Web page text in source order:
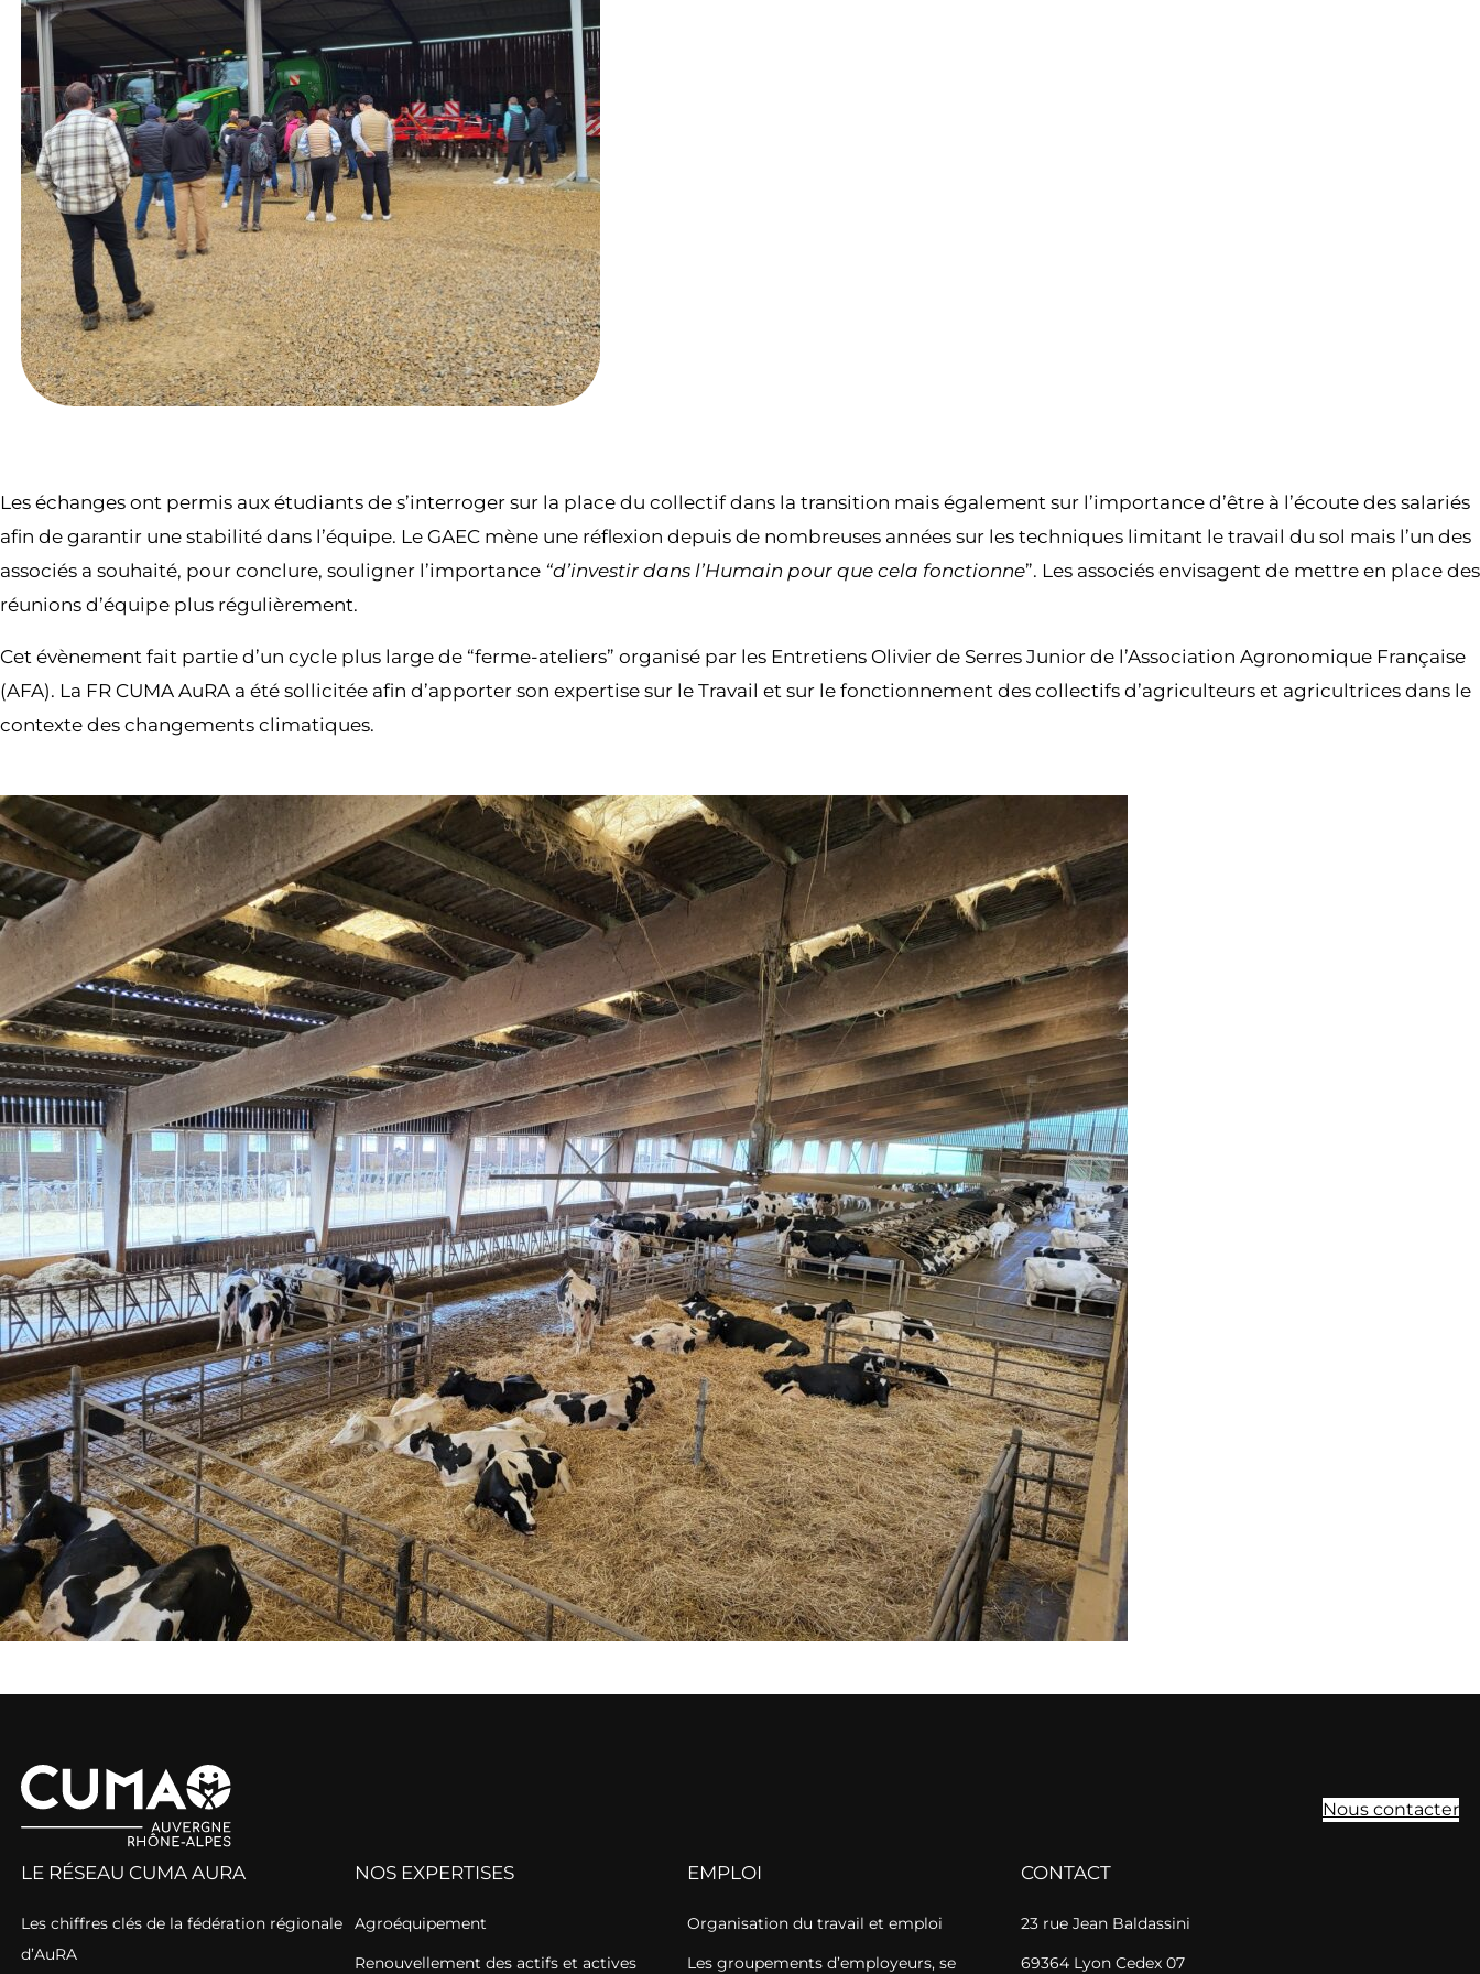
Les échanges ont permis aux étudiants de s’interroger sur la place du collectif dans la transition mais également sur l’importance d’être à l’écoute des salariés
afin de garantir une stabilité dans l’équipe. Le GAEC mène une réflexion depuis de nombreuses années sur les techniques limitant le travail du sol mais l’un des
associés a souhaité, pour conclure, souligner l’importance “d’investir dans l’Humain pour que cela fonctionne”. Les associés envisagent de mettre en place des
réunions d’équipe plus régulièrement.
Cet évènement fait partie d’un cycle plus large de “ferme-ateliers” organisé par les Entretiens Olivier de Serres Junior de l’Association Agronomique Française
(AFA). La FR CUMA AuRA a été sollicitée afin d’apporter son expertise sur le Travail et sur le fonctionnement des collectifs d’agriculteurs et agricultrices dans le
contexte des changements climatiques.
Nous contacter
LE RÉSEAU CUMA AURA
Les chiffres clés de la fédération régionale
d’AuRA
NOS EXPERTISES
Agroéquipement
Renouvellement des actifs et actives
EMPLOI
Organisation du travail et emploi
Les groupements d’employeurs, se
CONTACT
23 rue Jean Baldassini
69364 Lyon Cedex 07